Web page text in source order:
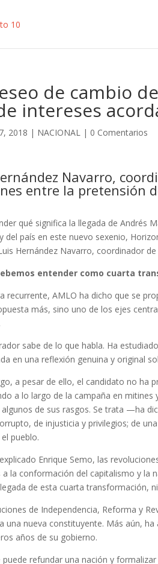
de cambio
intereses
2018 | NACIONAL | 0 Comentarios
Navarro,
entre la pretensión
qué significa la llegada de Andrés
del país en este nuevo sexenio,
Hernández Navarro, coordinador
entender como cuarta
recurrente, AMLO ha dicho que se
más, sino uno de los ejes
sabe de lo que habla. Ha
en una reflexión genuina y original
a pesar de ello, el candidato no ha
a lo largo de la campaña en
de sus rasgos. Se trata —ha
de injusticia y privilegios; de
pueblo.
Enrique Semo, las
a la conformación del capitalismo y la
de esta cuarta transformación,
de Independencia, Reforma y
una nueva constituyente. Más aún,
años de su gobierno.
puede refundar una nación y